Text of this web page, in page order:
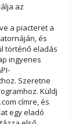
az
a piacteret a
és
történő eladás
ingyenes
Szeretne
Küldj
címre, és
egy eladó